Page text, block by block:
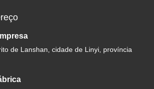
de Lanshan, cidade de Linyi, província